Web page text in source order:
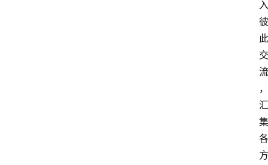
入
彼
此
交
流
，
汇
集
各
方